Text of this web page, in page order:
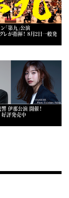
「第九」公演
レが指揮！ 8月2日一般発
響 伊那公演 開催！
評発売中